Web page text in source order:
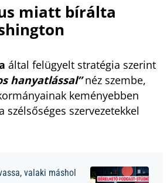
miatt bírálta
által felügyelt stratégia szerint
hanyatlással”néz szembe,
keményebben
szervezetekkel
valaki máshol